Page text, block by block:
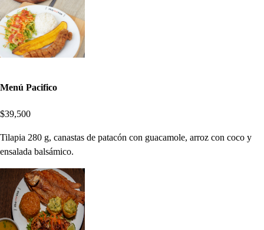
Menú Pacifico
$39,500
Tilapia 280 g, canastas de patacón con guacamole, arroz con coco y
ensalada balsámico.